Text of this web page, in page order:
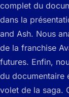
complet du
dans la
and Ash. Nous
de la franchise
futures. Enfin,
du documentaire
volet de la saga.